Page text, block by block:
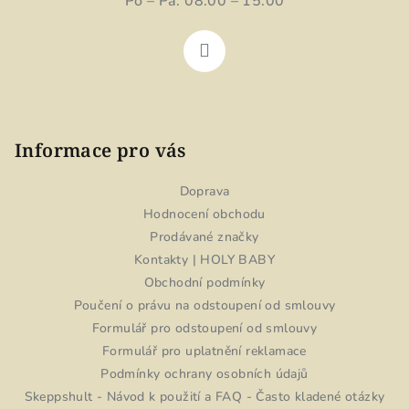
Informace pro vás
Doprava
Hodnocení obchodu
Prodávané značky
Kontakty | HOLY BABY
Obchodní podmínky
Poučení o právu na odstoupení od smlouvy
Formulář pro odstoupení od smlouvy
Formulář pro uplatnění reklamace
Podmínky ochrany osobních údajů
Skeppshult - Návod k použití a FAQ - Často kladené otázky